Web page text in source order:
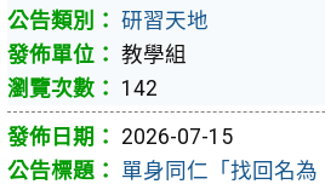
研習天地
教學組
142
2026-07-15
單身同仁「找回名